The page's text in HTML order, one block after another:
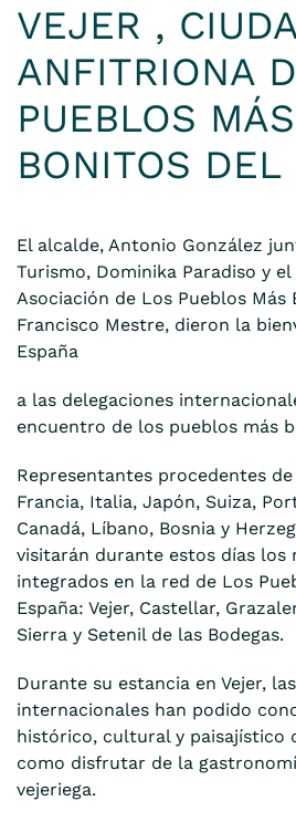
VEJER ,
ANFITRIONA
PUEBLOS MÁS
BONITOS DEL
El alcalde, Antonio González
Turismo, Dominika Paradiso y
Asociación de Los Pueblos Más
Francisco Mestre, dieron la
España
a las delegaciones
encuentro de los pueblos más
Representantes procedentes
Francia, Italia, Japón, Suiza,
Canadá, Líbano, Bosnia y
visitarán durante estos días los
integrados en la red de Los
España: Vejer, Castellar,
Sierra y Setenil de las Bodegas.
Durante su estancia en Vejer,
internacionales han podido
histórico, cultural y paisajístico
como disfrutar de la
vejeriega.